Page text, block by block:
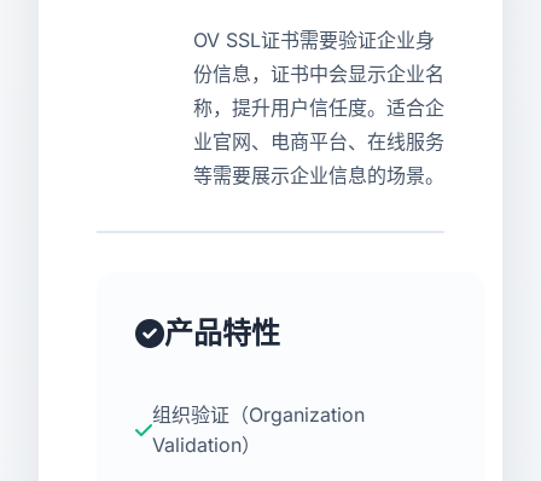
OV SSL证书需要验证企业身
份信息，证书中会显示企业名
称，提升用户信任度。适合企
业官网、电商平台、在线服务
等需要展示企业信息的场景。
产品特性
组织验证（Organization
Validation）